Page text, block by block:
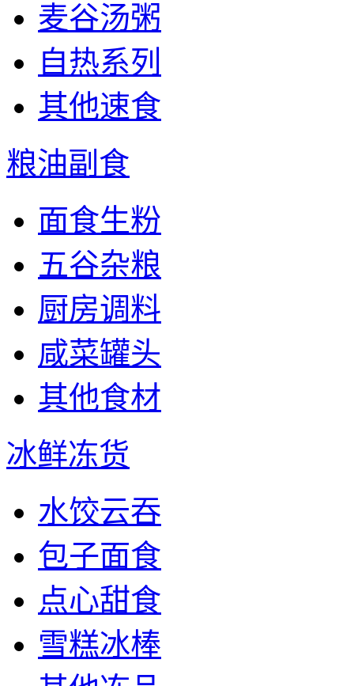
麦谷汤粥
自热系列
其他速食
粮油副食
面食生粉
五谷杂粮
厨房调料
咸菜罐头
其他食材
冰鲜冻货
水饺云吞
包子面食
点心甜食
雪糕冰棒